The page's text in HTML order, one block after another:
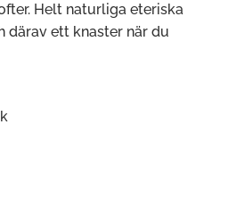
Helt naturliga eteriska
därav ett knaster när du